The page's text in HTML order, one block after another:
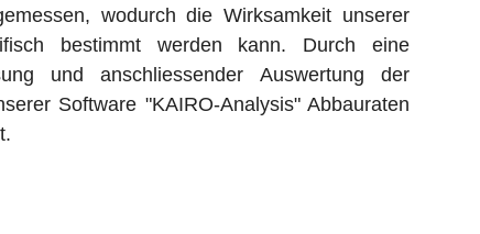
wodurch die Wirksamkeit unserer
bestimmt werden kann. Durch eine
und anschliessender Auswertung der
Software "KAIRO-Analysis" Abbauraten